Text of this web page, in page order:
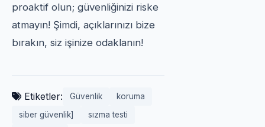
proaktif olun; güvenliğinizi riske
atmayın! Şimdi, açıklarınızı bize
bırakın, siz işinize odaklanın!
Etiketler: Güvenlik
koruma
siber güvenlik]
sızma testi